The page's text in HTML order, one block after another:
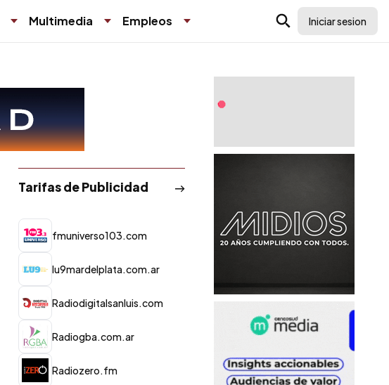
Multimedia Empleos Iniciar sesion
Tarifas de Publicidad
fmuniverso103.com
lu9mardelplata.com.ar
Radiodigitalsanluis.com
Radiogba.com.ar
Radiozero.fm